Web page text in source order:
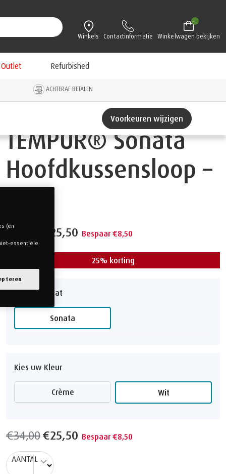
Winkels Contactinformatie Winkelwagen bekijken
-
Outlet Refurbished
ACHTERAF BETALEN
Voorkeuren wijzigen
TEMPUR® Sonata
Hoofdkussensloop –
€34,00 €25,50 Bespaar €8,50
25% korting
Kies uw Maat
Sonata
Kies uw Kleur
Crème Wit
€34,00€25,50 Bespaar €8,50
AANTAL
(en
essentiële